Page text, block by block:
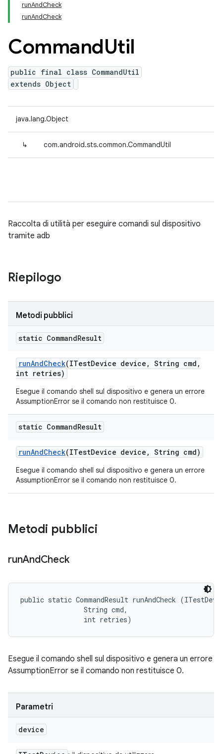
runAndCheck
runAndCheck
CommandUtil
public final class CommandUtil
extends Object
java.lang.Object
↳ com.android.sts.common.CommandUtil
Raccolta di utilità per eseguire comandi sul dispositivo
tramite adb
Riepilogo
Metodi pubblici
static CommandResult
runAndCheck(ITestDevice device , String cmd ,
int retries)
Esegue il comando shell sul dispositivo e genera un errore
AssumptionError se il comando non restituisce 0.
static CommandResult
runAndCheck(ITestDevice device , String cmd)
Esegue il comando shell sul dispositivo e genera un errore
AssumptionError se il comando non restituisce 0.
Metodi pubblici
runAndCheck
public static CommandResult runAndCheck
                String cmd,
                int retries)
Esegue il comando shell sul dispositivo e genera un errore
AssumptionError se il comando non restituisce 0.
Parametri
device